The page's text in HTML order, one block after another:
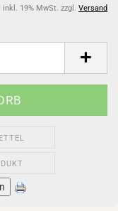
inkl. 19% MwSt. zzgl. Versand